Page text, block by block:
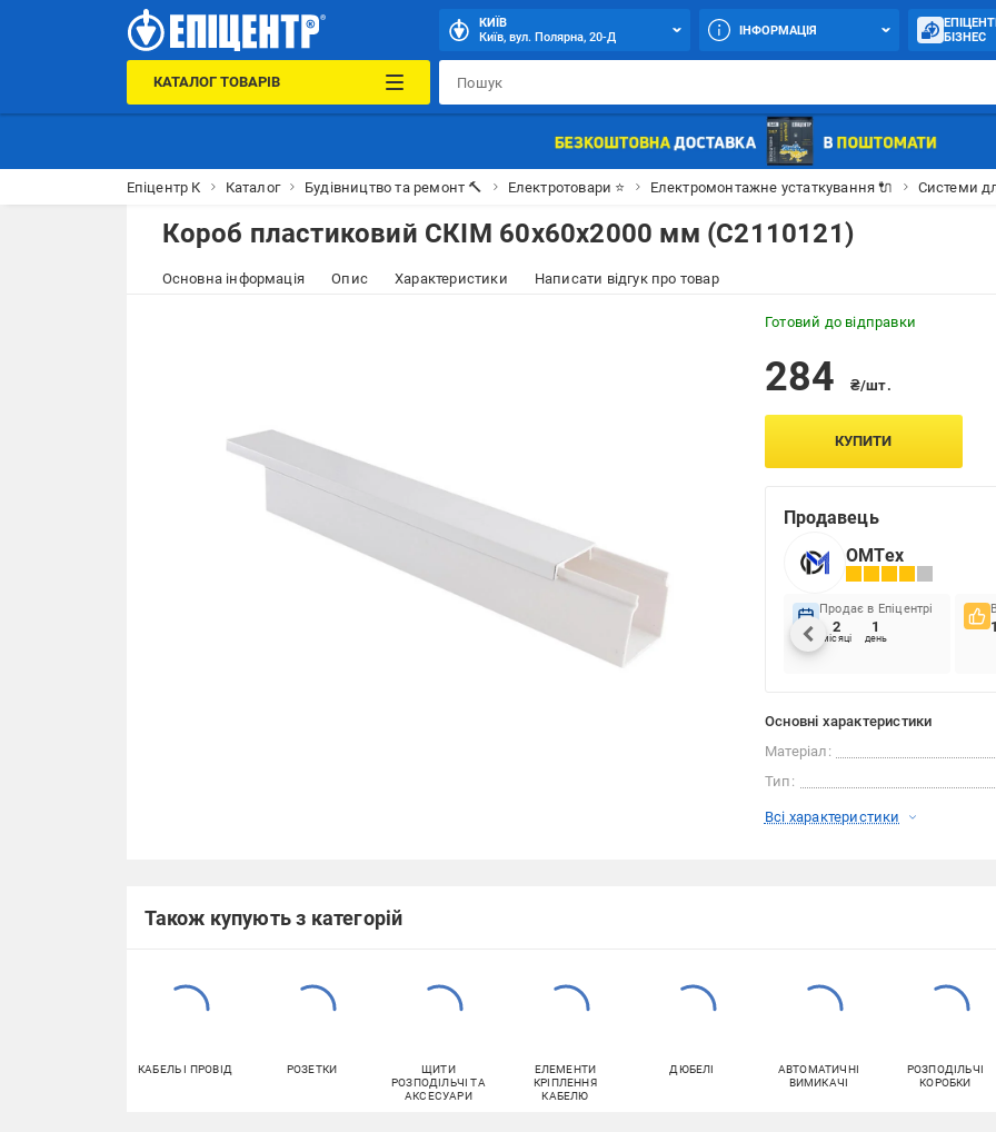
КИЇВ
Київ, вул. Полярна, 20-Д
ІНФОРМАЦІЯ
БІЗНЕС
КАТАЛОГ ТОВАРІВ
Епіцентр К Каталог Будівництво та ремонт 🔨 Електротовари ⭐ Електромонтажне устаткування 🔌 Системи
Короб пластиковий СКІМ 60х60х2000 мм (С2110121)
Основна інформація Опис Характеристики Написати відгук про товар
Готовий до відправки
284 ₴/шт.
КУПИТИ
Продавець
ОМТех
Продає в Епіцентрі
2
місяці
1
день
Основні характеристики
Матеріал:
Тип:
Всі характеристики
Також купують з категорій
КАБЕЛЬ І ПРОВІД РОЗЕТКИ
ЩИТИ
РОЗПОДІЛЬЧІ ТА
АКСЕСУАРИ
ЕЛЕМЕНТИ
КРІПЛЕННЯ
КАБЕЛЮ
ДЮБЕЛІ
АВТОМАТИЧНІ
ВИМИКАЧІ
РОЗПОДІЛЬЧІ
КОРОБКИ